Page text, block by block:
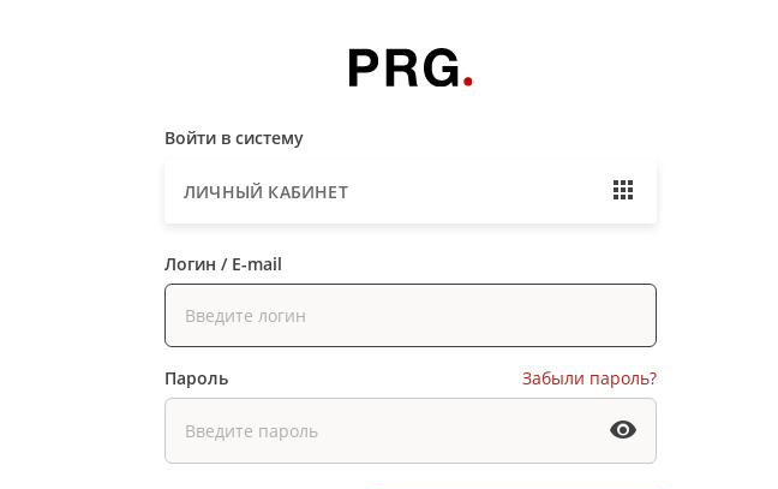
Войти в систему
ЛИЧНЫЙ КАБИНЕТ
Логин / E-mail
Пароль Забыли пароль?